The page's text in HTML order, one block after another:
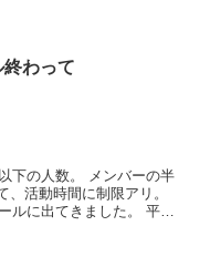
終わって
下の人数。 メンバーの半
活動時間に制限アリ。
ルに出てきました。 平日